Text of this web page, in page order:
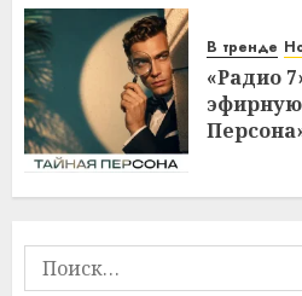
В тренде
«Радио
Найти: